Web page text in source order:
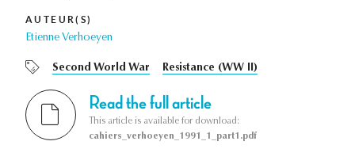
AUTEUR(S)
Etienne Verhoeyen
Second World War Resistance (WW II)
Read the full article
This article is available for download:
cahiers_verhoeyen_1991_1_part1.pdf